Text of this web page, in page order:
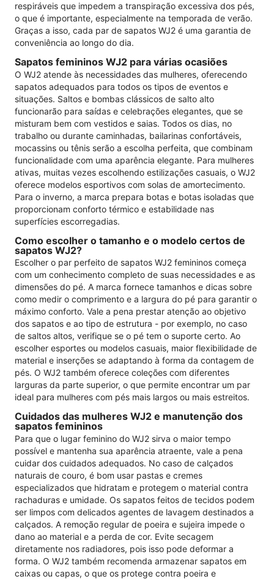
respiráveis ​​que impedem a transpiração excessiva dos pés,
o que é importante, especialmente na temporada de verão.
Graças a isso, cada par de sapatos WJ2 é uma garantia de
conveniência ao longo do dia.
Sapatos femininos WJ2 para várias ocasiões
O WJ2 atende às necessidades das mulheres, oferecendo
sapatos adequados para todos os tipos de eventos e
situações. Saltos e bombas clássicos de salto alto
funcionarão para saídas e celebrações elegantes, que se
misturam bem com vestidos e saias. Todos os dias, no
trabalho ou durante caminhadas, bailarinas confortáveis,
mocassins ou tênis serão a escolha perfeita, que combinam
funcionalidade com uma aparência elegante. Para mulheres
ativas, muitas vezes escolhendo estilizações casuais, o WJ2
oferece modelos esportivos com solas de amortecimento.
Para o inverno, a marca prepara botas e botas isoladas que
proporcionam conforto térmico e estabilidade nas
superfícies escorregadias.
Como escolher o tamanho e o modelo certos de
sapatos WJ2?
Escolher o par perfeito de sapatos WJ2 femininos começa
com um conhecimento completo de suas necessidades e as
dimensões do pé. A marca fornece tamanhos e dicas sobre
como medir o comprimento e a largura do pé para garantir o
máximo conforto. Vale a pena prestar atenção ao objetivo
dos sapatos e ao tipo de estrutura - por exemplo, no caso
de saltos altos, verifique se o pé tem o suporte certo. Ao
escolher esportes ou modelos casuais, maior flexibilidade de
material e inserções se adaptando à forma da contagem de
pés. O WJ2 também oferece coleções com diferentes
larguras da parte superior, o que permite encontrar um par
ideal para mulheres com pés mais largos ou mais estreitos.
Cuidados das mulheres WJ2 e manutenção dos
sapatos femininos
Para que o lugar feminino do WJ2 sirva o maior tempo
possível e mantenha sua aparência atraente, vale a pena
cuidar dos cuidados adequados. No caso de calçados
naturais de couro, é bom usar pastas e cremes
especializados que hidratam e protegem o material contra
rachaduras e umidade. Os sapatos feitos de tecidos podem
ser limpos com delicados agentes de lavagem destinados a
calçados. A remoção regular de poeira e sujeira impede o
dano ao material e a perda de cor. Evite secagem
diretamente nos radiadores, pois isso pode deformar a
forma. O WJ2 também recomenda armazenar sapatos em
caixas ou capas, o que os protege contra poeira e